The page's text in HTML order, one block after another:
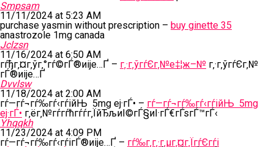
Smpsam
11/11/2024 at 5:23 AM
purchase yasmin without prescription – buy ginette 35
anastrozole 1mg canada
Jclzsn
11/16/2024 at 6:50 AM
гѓђг‚¤г‚ўг‚°гѓ©гЃ®иіје…Ґ – г‚·г‚ўгѓЄг‚№е‡¦ж–№ г‚·г‚ўгѓЄг‚№
гЃ®иіје…Ґ
Dvvlsw
11/18/2024 at 2:00 AM
гѓ—гѓ¬гѓ‰гѓ‹гѓійЊ 5mg еј·гЃ• – гѓ—гѓ¬гѓ‰гѓ‹гѓійЊ 5mg
еј·гЃ• г‚ёг‚№гѓ­гѓћгѓѓг‚ЇйЂљиІ©гЃ§иІ·гЃ€гЃѕгЃ™гЃ‹
Yhqqkh
11/23/2024 at 4:09 PM
гѓ—гѓ¬гѓ‰гѓ‹гѓігЃ®иіје…Ґ – гѓ‰г‚­г‚·г‚µг‚¤г‚ЇгѓЄгѓі